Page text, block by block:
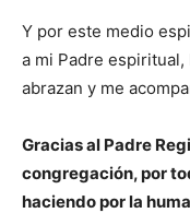
Y por este medio
a mi Padre
abrazan y me
Gracias al Padre
congregación, por
haciendo por la